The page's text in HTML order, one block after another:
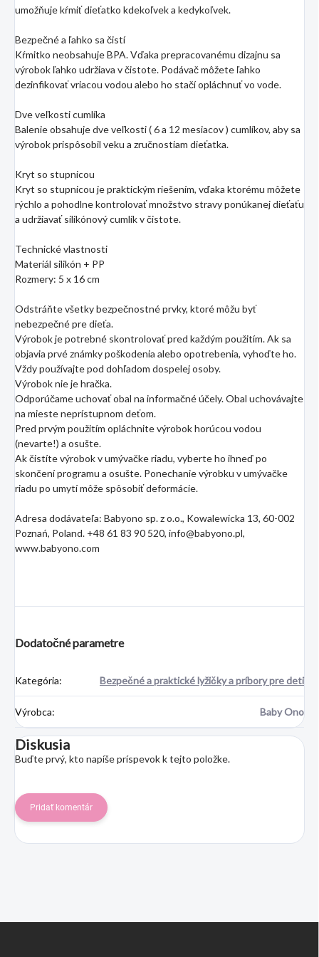
umožňuje kŕmiť dieťatko kdekoľvek a kedykoľvek.
Bezpečné a ľahko sa čistí
Kŕmitko neobsahuje BPA. Vďaka prepracovanému dizajnu sa
výrobok ľahko udržiava v čistote. Podávač môžete ľahko
dezinfikovať vriacou vodou alebo ho stačí opláchnuť vo vode.
Dve veľkosti cumlíka
Balenie obsahuje dve veľkosti ( 6 a 12 mesiacov ) cumlíkov, aby sa
výrobok prispôsobil veku a zručnostiam dieťatka.
Kryt so stupnicou
Kryt so stupnicou je praktickým riešením, vďaka ktorému môžete
rýchlo a pohodlne kontrolovať množstvo stravy ponúkanej dieťaťu
a udržiavať silikónový cumlík v čistote.
Technické vlastnosti
Materiál silikón + PP
Rozmery: 5 x 16 cm
Odstráňte všetky bezpečnostné prvky, ktoré môžu byť
nebezpečné pre dieťa.
Výrobok je potrebné skontrolovať pred každým použitím. Ak sa
objavia prvé známky poškodenia alebo opotrebenia, vyhoďte ho.
Vždy používajte pod dohľadom dospelej osoby.
Výrobok nie je hračka.
Odporúčame uchovať obal na informačné účely. Obal uchovávajte
na mieste neprístupnom deťom.
Pred prvým použitím opláchnite výrobok horúcou vodou
(nevarte!) a osušte.
Ak čistíte výrobok v umývačke riadu, vyberte ho ihneď po
skončení programu a osušte. Ponechanie výrobku v umývačke
riadu po umytí môže spôsobiť deformácie.
Adresa dodávateľa: Babyono sp. z o.o., Kowalewicka 13, 60-002
Poznań, Poland. +48 61 83 90 520, info@babyono.pl,
www.babyono.com
Dodatočné parametre
Kategória: Bezpečné a praktické lyžičky a príbory pre deti
Výrobca: Baby Ono
Diskusia
Buďte prvý, kto napíše príspevok k tejto položke.
Pridať komentár